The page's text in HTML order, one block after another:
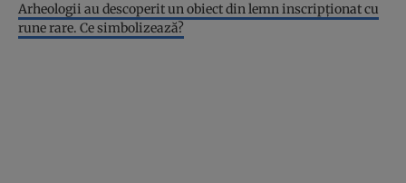
Arheologii au descoperit un obiect din lemn inscripționat cu
rune rare. Ce simbolizează?